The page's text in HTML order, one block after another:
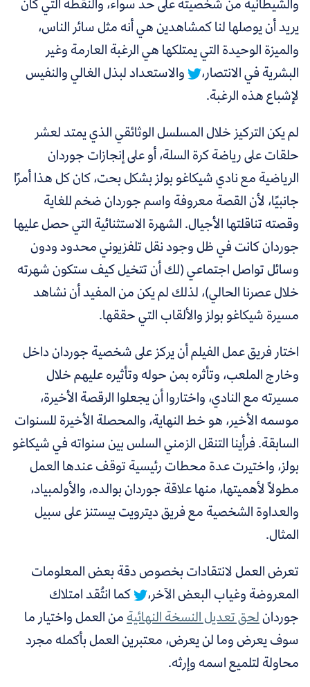
يريد أن يوصلها لنا كمشاهدين هي أنه مثل سائر الناس،
والميزة الوحيدة التي يمتلكها هي الرغبة العارمة وغير
البشرية في الانتصار،
والاستعداد لبذل الغالي والنفيس
لإشباع هذه الرغبة.
لم يكن التركيز خلال المسلسل الوثائقي الذي يمتد لعشر
حلقات على رياضة كرة السلة، أو على إنجازات جوردان
الرياضية مع نادي شيكاغو بولز بشكل بحت، كان كل هذا أمرًا
جانبيًا، لأن القصة معروفة واسم جوردان ضخم للغاية
وقصته تناقلتها الأجيال. الشهرة الاستثنائية التي حصل عليها
جوردان كانت في ظل وجود نقل تلفزيوني محدود ودون
وسائل تواصل اجتماعي (لك أن تتخيل كيف ستكون شهرته
خلال عصرنا الحالي)، لذلك لم يكن من المفيد أن نشاهد
مسيرة شيكاغو بولز والألقاب التي حققها.
اختار فريق عمل الفيلم أن يركز على شخصية جوردان داخل
وخارج الملعب، وتأثره بمن حوله وتأثيره عليهم خلال
مسيرته مع النادي، واختاروا أن يجعلوا الرقصة الأخيرة،
موسمه الأخير، هو خط النهاية، والمحصلة الأخيرة للسنوات
السابقة. فرأينا التنقل الزمني السلس بين سنواته في شيكاغو
بولز، واختيرت عدة محطات رئيسية توقف عندها العمل
مطولاً لأهميتها، منها علاقة جوردان بوالده، والأولمبياد،
والعداوة الشخصية مع فريق ديترويت بيستنز على سبيل
المثال.
تعرض العمل لانتقادات بخصوص دقة بعض المعلومات
المعروضة وغياب البعض الآخر،
كما انتُقد امتلاك
جوردانلحق تعديل النسخة النهائيةمن العمل واختيار ما
سوف يعرض وما لن يعرض، معتبرين العمل بأكمله مجرد
محاولة لتلميع اسمه وإرثه.